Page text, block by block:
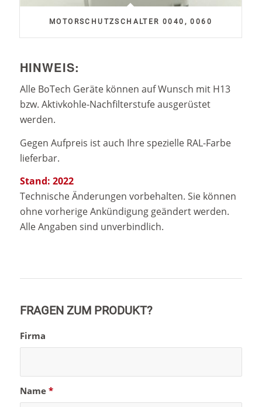
MOTORSCHUTZSCHALTER 0040, 0060
HINWEIS:
Alle BoTech Geräte können auf Wunsch mit H13
bzw. Aktivkohle-Nachfilterstufe ausgerüstet
werden.
Gegen Aufpreis ist auch Ihre spezielle RAL-Farbe
lieferbar.
Stand: 2022
Technische Änderungen vorbehalten. Sie können
ohne vorherige Ankündigung geändert werden.
Alle Angaben sind unverbindlich.
FRAGEN ZUM PRODUKT?
Firma
Name *